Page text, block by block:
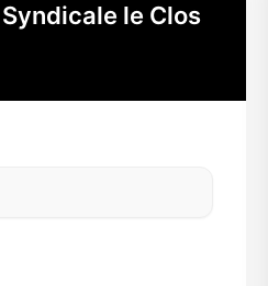
le Clos